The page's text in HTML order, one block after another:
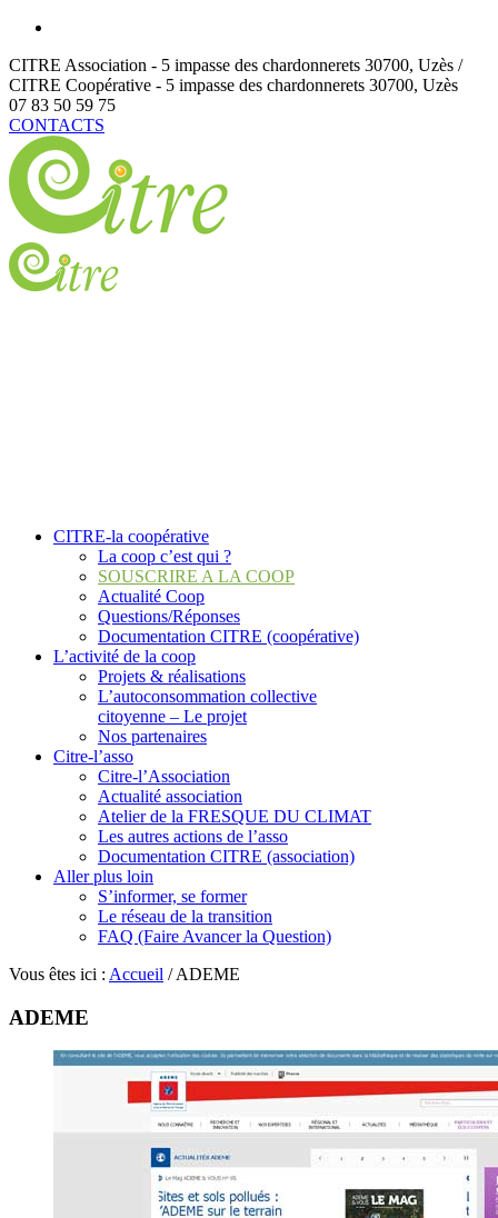
CITRE Association - 5 impasse des chardonnerets 30700, Uzès /
CITRE Coopérative - 5 impasse des chardonnerets 30700, Uzès
07 83 50 59 75
CONTACTS
CITRE-la coopérative
La coop c’est qui ?
SOUSCRIRE A LA COOP
Actualité Coop
Questions/Réponses
Documentation CITRE (coopérative)
L’activité de la coop
Projets & réalisations
L’autoconsommation collective
citoyenne – Le projet
Nos partenaires
Citre-l’asso
Citre-l’Association
Actualité association
Atelier de la FRESQUE DU CLIMAT
Les autres actions de l’asso
Documentation CITRE (association)
Aller plus loin
S’informer, se former
Le réseau de la transition
FAQ (Faire Avancer la Question)
Vous êtes ici : Accueil /ADEME
ADEME